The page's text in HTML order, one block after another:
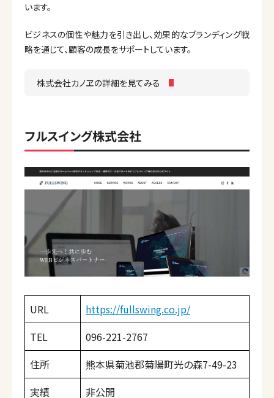
います。
ビジネスの個性や魅力を引き出し、効果的なブランディング戦
略を通じて、顧客の成長をサポートしています。
株式会社カノヱの詳細を見てみる
フルスイング株式会社
URL
https://fullswing.co.jp/
TEL
096-221-2767
住所
熊本県菊池郡菊陽町光の森7-49-23
実績
非公開